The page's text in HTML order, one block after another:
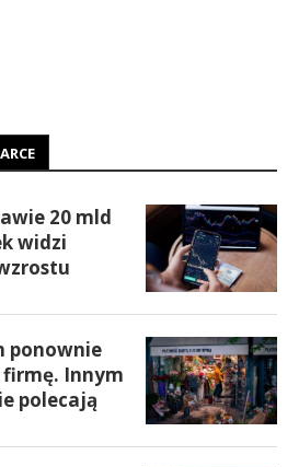
20 mld
widzi
ponownie
firmę. Innym
polecają